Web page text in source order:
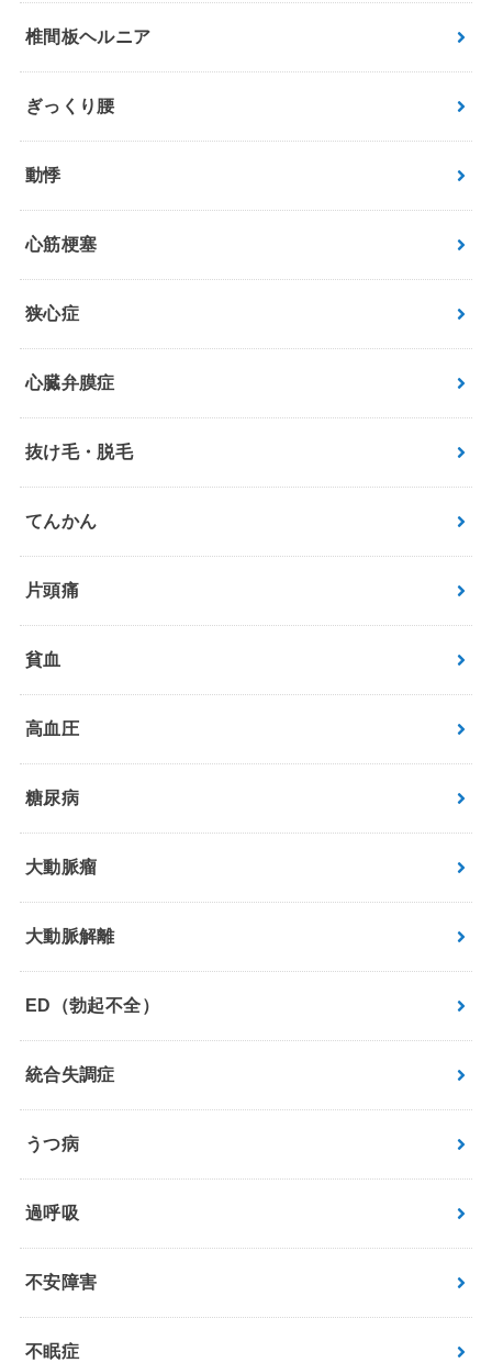
椎間板ヘルニア
ぎっくり腰
動悸
心筋梗塞
狭心症
心臓弁膜症
抜け毛・脱毛
てんかん
片頭痛
貧血
高血圧
糖尿病
大動脈瘤
大動脈解離
ED（勃起不全）
統合失調症
うつ病
過呼吸
不安障害
不眠症